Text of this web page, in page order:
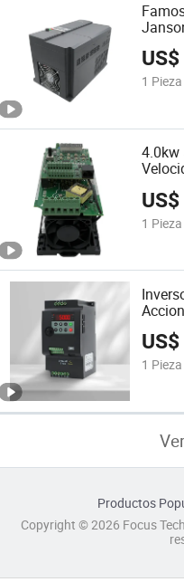
US$
1 Pieza
4.0kw
1 Pieza
1 Pieza
Productos
Copyright © 2026 Focus